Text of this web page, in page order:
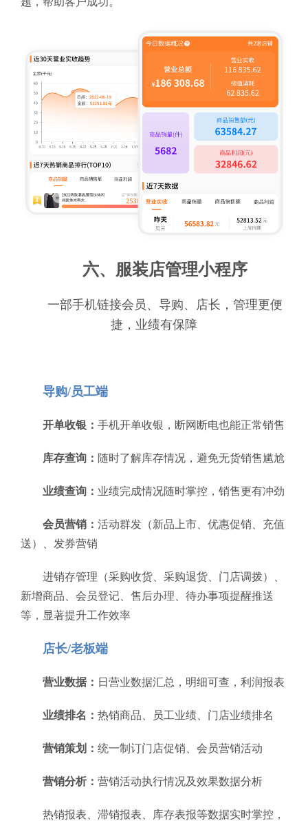
六、服装店管理小程序
一部手机链接会员、导购、店长，管理更便
捷，业绩有保障
导购/员工端
开单收银： 手机开单收银，断网断电也能正常销售
库存查询： 随时了解库存情况，避免无货销售尴尬
业绩查询： 业绩完成情况随时掌控，销售更有冲劲
会员营销： 活动群发（新品上市、优惠促销、充值
送）、发券营销
进销存管理（采购收货、采购退货、门店调拨）、
新增商品、会员登记、售后办理、待办事项提醒推送
等，显著提升工作效率
店长/老板端
营业数据： 日营业数据汇总，明细可查，利润报表
业绩排名： 热销商品、员工业绩、门店业绩排名
营销策划： 统一制订门店促销、会员营销活动
营销分析： 营销活动执行情况及效果数据分析
热销报表、滞销报表、库存表报等数据实时掌控，